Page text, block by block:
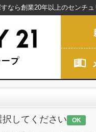
してください OK